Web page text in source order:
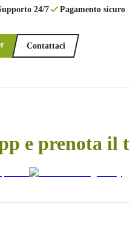
24/7 Pagamento sicuro
Contattaci
e prenota il